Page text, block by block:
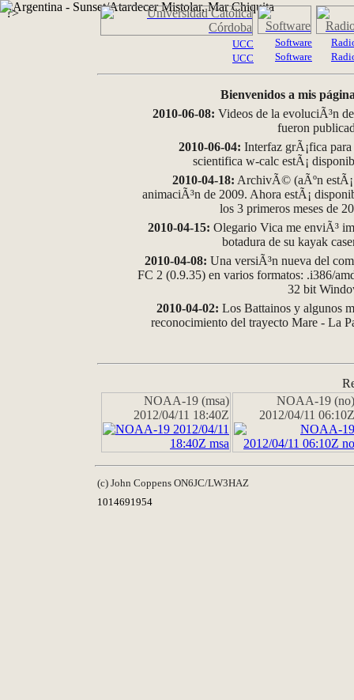
?>
UCC
UCC
Software
Software
Bienvenidos a mis
2010-06-08: Videos de la evoluciÃ³n
fueron
2010-06-04: Interfaz grÃ¡fica
scientifica w-calc estÃ¡
2010-04-18: ArchivÃ© (aÃºn
animaciÃ³n de 2009. Ahora estÃ¡
los 3 primeros meses de
2010-04-15: Olegario Vica me enviÃ³
botadura de su kayak
2010-04-08: Una versiÃ³n nueva del
FC 2 (0.9.35) en varios formatos: .i386/
32 bit
2010-04-02: Los Battainos y algunos
reconocimiento del trayecto Mare - La
NOAA-19 (msa)
2012/04/11 18:40Z
NOAA-19 (no)
2012/04/11 06:10Z
(c) John Coppens ON6JC/LW3HAZ
1014691954